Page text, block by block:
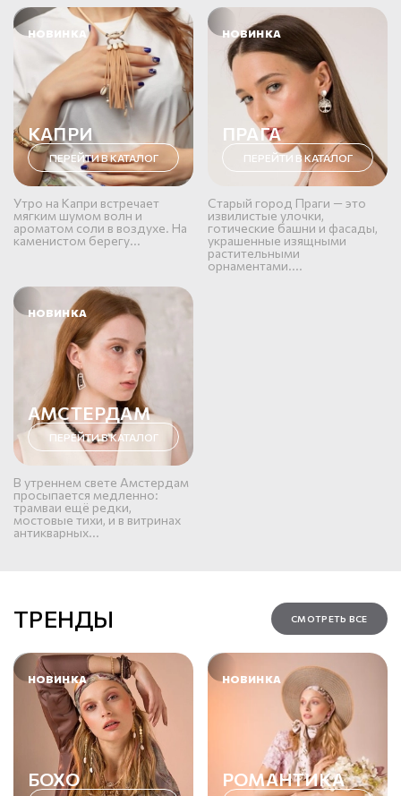
НОВИНКА
КАПРИ
ПЕРЕЙТИ В КАТАЛОГ
Утро на Капри встречает
мягким шумом волн и
ароматом соли в воздухе. На
каменистом берегу...
НОВИНКА
ПРАГА
ПЕРЕЙТИ В КАТАЛОГ
Старый город Праги — это
извилистые улочки,
готические башни и фасады,
украшенные изящными
растительными
орнаментами....
НОВИНКА
АМСТЕРДАМ
ПЕРЕЙТИ В КАТАЛОГ
В утреннем свете Амстердам
просыпается медленно:
трамваи ещё редки,
мостовые тихи, и в витринах
антикварных...
ТРЕНДЫ СМОТРЕТЬ ВСЕ
НОВИНКА
БОХО
НОВИНКА
РОМАНТИКА